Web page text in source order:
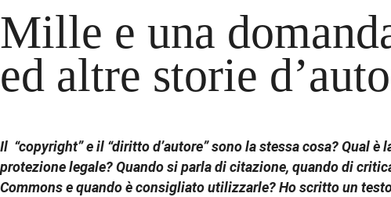
Mille e una
ed altre storie
Il “copyright” e il “diritto d’autore” sono la stessa cosa? Qual
protezione legale? Quando si parla di citazione, quando di
Commons e quando è consigliato utilizzarle? Ho scritto un